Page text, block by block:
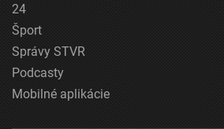
24
Šport
Správy STVR
Podcasty
Mobilné aplikácie